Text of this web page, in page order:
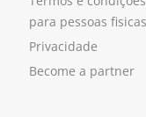
para pessoas fisicas
Privacidade
Become a partner